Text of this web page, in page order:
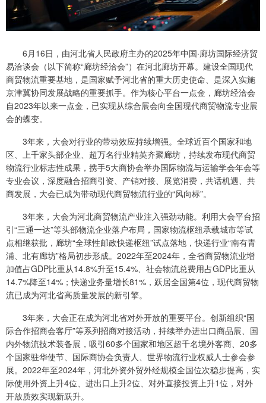
6月16日，由河北省人民政府主办的2025年中国·廊坊国际经济贸
易洽谈会（以下简称“廊坊经洽会”）在河北廊坊开幕。建设全国现代
商贸物流重要基地，是国家赋予河北省的重大历史使命、是深入实施
京津冀协同发展战略的重要抓手。作为核心平台一点金，廊坊经洽会
自2023年以来一点金，已实现从综合展会向全国现代商贸物流专业展
会的蝶变。
3年来，大会对行业的带动效应持续增强。全球近百个国家和地
区、上千家头部企业、超万名行业精英齐聚廊坊，持续发布现代商贸
物流行业标志性成果，携手5大商协会举办国际物流与运输学会年会等
专业会议，深度融合招商引资、产销对接、展览消费，共话机遇、共
商发展，大会已成为带动现代商贸物流行业的“风向标”。
3年来，大会为河北商贸物流产业注入强劲动能。利用大会平台招
引“三通一达”等头部物流企业落户布局，国家物流枢纽承载城市等试
点相继获批，廊坊“全球性邮政快递枢纽”试点落地，快递行业“南有青
浦、北有廊坊”格局初步形成。2022年至2024年，全省商贸物流业增
加值占GDP比重从14.8%升至15.4%、社会物流总费用占GDP比重从
14.7%降至14%；快递业务量增长81%，跃居全国第4位，现代商贸物
流已成为河北省高质量发展的新引擎。
3年来，大会正在成为河北省对外开放的重要平台。创新组织“国
际合作招商会客厅”等系列招商对接活动，持续举办进出口商品展、国
内外物流技术装备展，吸引60多个国家和地区超千名境外客商、20多
个国家驻华使节、国际商协会负责人、世界物流行业权威人士参会参
展。2022年至2024年，河北外资外贸外经规模全国位次稳步提高，实
际使用外资上升4位、进出口上升2位、对外直接投资上升1位，对外
开放质效实现新跃升。